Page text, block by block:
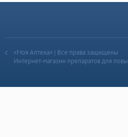
«Моя Аптека» | Все права защищены
Интернет-магазин препаратов для